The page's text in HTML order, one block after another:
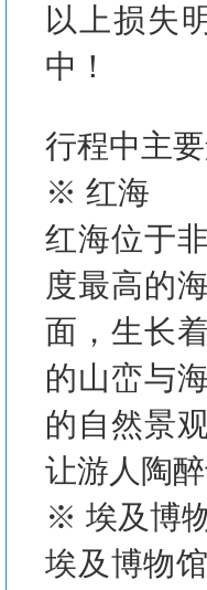
以上损失
中！
行程中主
※ 红海
红海位于
度最高的
面，生长
的山峦与
的自然景
让游人陶
※ 埃及博
埃及博物